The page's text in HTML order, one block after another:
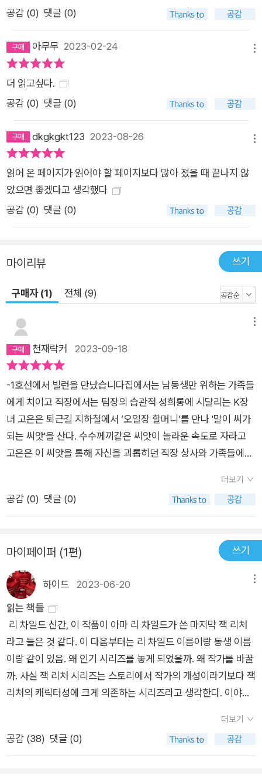
공감 (0) 댓글 (0)
아무무 2023-02-24
더 읽고싶다.
공감 (0) 댓글 (0)
dkgkgkt123 2023-08-26
읽어 온 페이지가 읽어야 할 페이지보다 많아 졌을 때 끝나지 않
았으면 좋겠다고 생각했다
공감 (0) 댓글 (0)
마이리뷰 쓰기
구매자 (1) 전체 (9)
천재락커 2023-09-18
-1호선에서 빌런을 만났습니다집에서는 남동생만 위하는 가족들
에게 치이고 직장에서는 팀장의 습관적 성희롱에 시달리는 K장
녀 고은은 퇴근길 지하철에서 ‘오일장 할머니’를 만나 '말이 씨가
되는 씨앗'을 산다. 수수께끼같은 씨앗이 놀라운 속도로 자라고
고은은 이 씨앗을 통해 자신을 괴롭히던 직장 상사와 가족들에게
있는 날개를 물려받은 쌍둥이 자매 이나와 이지.학교에서 돈을 빼
앗는 질 나쁜 이지 남자친구는 이지가 날개가 있다는 것을 알고
는 금기된 힘을 사용한다.-아홉수 가위다니던 회사는 부도가 나
고, 남자친구는 그간 모아뒀던 이사 자금을 가지고 도망친다. 나
는 스물 아홉살 생일 죽기로 결심하고 돌아가신 할머니의 옛집,
지금은 폐가가 된 집으로 향한다. 그 곳에서 귀신을 만나게 되고,
기묘한 동거를 하게 된다.-어둑시니 이끄는 밤희재는 6살때 살인
사건에서 용의자의 얼굴을 보지 못했다는 이유로 동네 사람들에
게 온갖 냉대를 당하고 집에서도 심리적 학대와 방임을 당한다.
마을에서 유일하게 자신의 편을 들어주는 할아버지와 새로 생긴
편의점 사장 정우. 희재는 편의점에서 겨우 알바자리를 얻고 일하
다 숨겨진 비밀을 알게 된다.단편단편이 독특하고 재미있다.성희
겨 있다.섬뜩하기도 하지만 권선징악을 담아 결말들이 마음에 든
다.안전가옥 시리즈들은 읽기 편한 크기에 분량이라 늘 마음에 든
다.
더보기
공감 (0) 댓글 (0)
마이페이퍼 (1편) 쓰기
하이드 2023-06-20
읽는 책들
리 차일드 신간, 이 작품이 아마 리 차일드가 쓴 마지막 잭 리처
라고 들은 것 같다. 이 다음부터는 리 차일드 이름이랑 동생 이름
이랑 같이 있음. 왜 인기 시리즈를 놓게 되었을까. 왜 작가를 바꿀
까. 사실 잭 리처 시리즈는 스토리에서 작가의 개성이라기보다 잭
리처의 캐릭터성에 크게 의존하는 시리즈라고 생각한다. 이야기
리처하는 이야기가 재미있는거지. 작가도 독자도 어떤 상황에서
잭 리처가 어떻게할지 다 알고 있으니, 작가가 바뀌어도 크게 다
더보기
공감 (38) 댓글 (0)